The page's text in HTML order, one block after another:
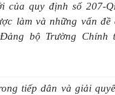
của quy định số 207-
làm và những vấn
bộ Trường Chính
tiếp dân và giải